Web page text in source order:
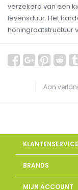
verzekerd van een
levensduur. Het
honingraatstructuur
Aan
KLANTENSERVICE
BRANDS
MIJN ACCOUNT